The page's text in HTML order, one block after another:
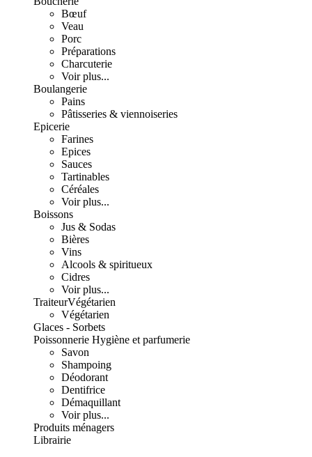
Bœuf
Veau
Porc
Préparations
Charcuterie
Voir plus...
Boulangerie
Pains
Pâtisseries & viennoiseries
Epicerie
Farines
Epices
Sauces
Tartinables
Céréales
Voir plus...
Boissons
Jus & Sodas
Bières
Vins
Alcools & spiritueux
Cidres
Voir plus...
TraiteurVégétarien
Végétarien
Glaces - Sorbets
Poissonnerie Hygiène et parfumerie
Savon
Shampoing
Déodorant
Dentifrice
Démaquillant
Voir plus...
Produits ménagers
Librairie